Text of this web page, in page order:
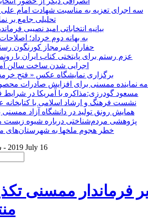
سه اجرای تعزیه به مناسبت شهادت امام
تحلیلی جامع بر
بیانیه انتخاباتی امید نصیبی
به بهانه دوم خرداد؛
حفاران غیرمجاز کورنگون
عزم رستم برای پایتختی کتاب ایران با
اجرایی شدن ساخت سالن
برگزاری نمایشگاه عکس « فتح
نماینده ممسنی برای افزایش صادرات
مسعود گودرزی:مذاکره با آمریکا در
نشست فرهنگ و ارشاد اسلامی با
همایش رونق تولید در دانشگاه آزاد
پژوهشی مردم‌شناختی درباره شیوه زیست
خطر هجوم ملخها به شهرستان‌های
سه‌شنبه ۲۵ تير ۱۳۹۸ - 2019 July 16
فرماندار ممسنی